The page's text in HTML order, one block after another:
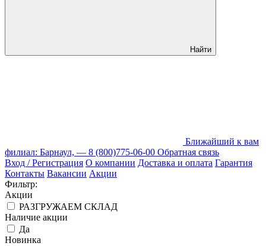
Найти
Ближайший к вам
филиал: Барнаул, — 8 (800)775-06-00 Обратная связь
Вход / Регистрация О компании Доставка и оплата Гарантия
Контакты Вакансии Акции
Фильтр:
Акции
РАЗГРУЖАЕМ СКЛАД
Наличие акции
Да
Новинка